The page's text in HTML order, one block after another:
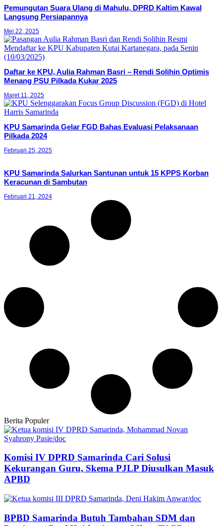
Pemungutan Suara Ulang di Mahulu, DPRD Kaltim Kawal
Langsung Persiapannya
Mei 22, 2025
Daftar ke KPU, Aulia Rahman Basri – Rendi Solihin Optimis
Menang PSU Pilkada Kukar 2025
Maret 11, 2025
KPU Samarinda Gelar FGD Bahas Evaluasi Pelaksanaan
Pilkada 2024
Februari 25, 2025
KPU Samarinda Salurkan Santunan untuk 15 KPPS Korban
Keracunan di Sambutan
Februari 21, 2024
Berita Populer
Komisi IV DPRD Samarinda Cari Solusi
Kekurangan Guru, Skema PJLP Diusulkan Masuk
APBD
BPBD Samarinda Butuh Tambahan SDM dan